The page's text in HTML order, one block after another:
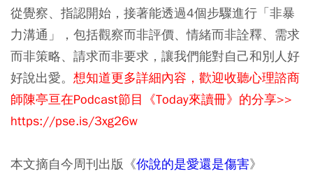
從覺察、指認開始，接著能透過4個步驟進行「非暴
力溝通」，包括觀察而非評價、情緒而非詮釋、需求
而非策略、請求而非要求 ，讓我們能對自己和別人好
好說出愛。 想知道更多詳細內容，歡迎收聽心理諮商
師陳亭亘在Podcast節目《Today來讀冊》的分享>>
https://pse.is/3xg26w
本文摘自今周刊出版《你說的是愛還是傷害》